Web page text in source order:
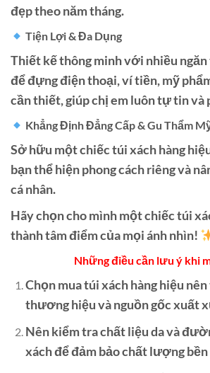
đẹp theo năm tháng.
Tiện Lợi & Đa Dụng
Thiết kế thông minh với nhiều
để đựng điện thoại, ví tiền, mỹ
cần thiết, giúp chị em luôn tự tin và
Khẳng Định Đẳng Cấp & Gu Thẩm
Sở hữu một chiếc túi xách hàng
bạn thể hiện phong cách riêng và
cá nhân.
Hãy chọn cho mình một chiếc túi
thành tâm điểm của mọi ánh nhìn!
Những điều cần lưu ý khi
Chọn mua túi xách hàng hiệu
thương hiệu và nguồn gốc xuất
Nên kiểm tra chất liệu da và
xách để đảm bảo chất lượng bền